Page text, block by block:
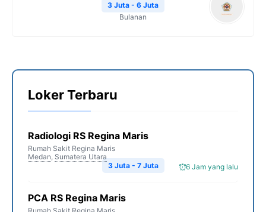
3 Juta - 6 Juta
Bulanan
Loker Terbaru
Radiologi RS Regina Maris
Rumah Sakit Regina Maris
Medan, Sumatera Utara
6 Jam yang lalu
3 Juta - 7 Juta
PCA RS Regina Maris